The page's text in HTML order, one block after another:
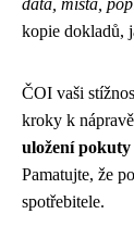
data, místa,
kopie dokladů,
ČOI vaši
kroky k
uložení pokuty
Pamatujte, že
spotřebitele.